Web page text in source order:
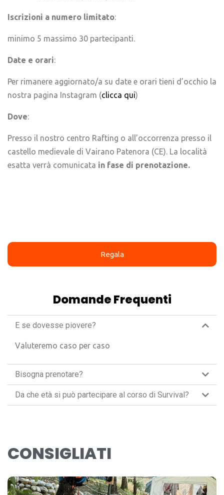
Iscrizioni a numero limitato:
minimo 5 massimo 30 partecipanti.
Date e orari:
Per rimanere aggiornato/a su date e orari tieni d’occhio la
nostra pagina Instagram (clicca qui)
Dove:
Presso il nostro centro Rafting o all’occorrenza presso il
castello medievale di Vairano Patenora (CE). La località
esatta verrà comunicata in fase di prenotazione.
Regala
Domande Frequenti
E se dovesse piovere?
Valuteremo caso per caso
Bisogna prenotare?
Da che età si può partecipare al corso di Survival?
CONSIGLIATI